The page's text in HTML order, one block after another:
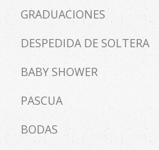
GRADUACIONES
DESPEDIDA DE SOLTERA
BABY SHOWER
PASCUA
BODAS